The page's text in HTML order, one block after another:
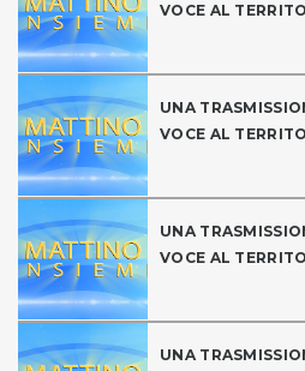
VOCE AL
UNA
VOCE AL
UNA
VOCE AL
UNA